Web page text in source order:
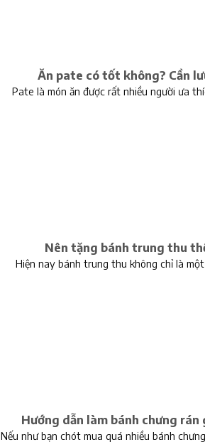
Ăn pate có tốt không? Cần
Pate là món ăn được rất nhiều người ưa
Nên tặng bánh trung thu
Hiện nay bánh trung thu không chỉ là
Hướng dẫn làm bánh chưng rán
Nếu như bạn chót mua quá nhiều bánh